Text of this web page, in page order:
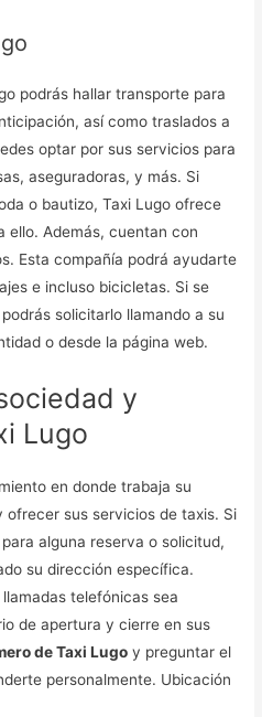
podrás hallar transporte para
así como traslados a
optar por sus servicios para
aseguradoras, y más. Si
o bautizo, Taxi Lugo ofrece
ello. Además, cuentan con
Esta compañía podrá ayudarte
e incluso bicicletas. Si se
solicitarlo llamando a su
o desde la página web.
y
Lugo
en donde trabaja su
ofrecer sus servicios de taxis. Si
alguna reserva o solicitud,
su dirección específica.
telefónicas sea
de apertura y cierre en sus
de Taxi Lugo y preguntar el
personalmente. Ubicación